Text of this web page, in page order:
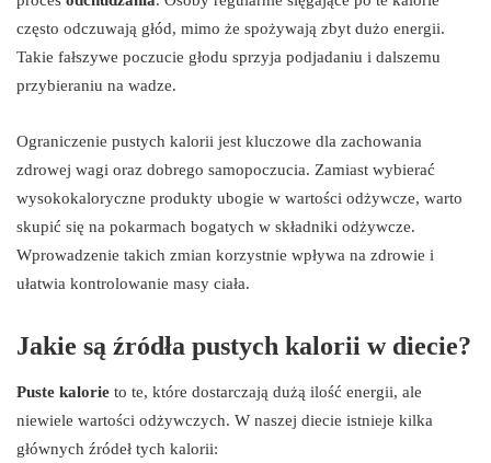
często odczuwają głód, mimo że spożywają zbyt dużo energii.
Takie fałszywe poczucie głodu sprzyja podjadaniu i dalszemu
przybieraniu na wadze.
Ograniczenie pustych kalorii jest kluczowe dla zachowania
zdrowej wagi oraz dobrego samopoczucia. Zamiast wybierać
wysokokaloryczne produkty ubogie w wartości odżywcze, warto
skupić się na pokarmach bogatych w składniki odżywcze.
Wprowadzenie takich zmian korzystnie wpływa na zdrowie i
ułatwia kontrolowanie masy ciała.
Jakie są źródła pustych kalorii w diecie?
Puste kalorie to te, które dostarczają dużą ilość energii, ale
niewiele wartości odżywczych. W naszej diecie istnieje kilka
głównych źródeł tych kalorii: